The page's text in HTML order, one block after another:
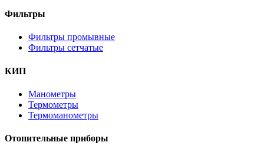
Фильтры
Фильтры промывные
Фильтры сетчатые
КИП
Манометры
Термометры
Термоманометры
Отопительные приборы